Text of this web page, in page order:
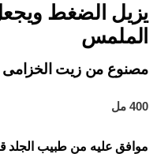
يزيل الضغط
الملمس
مصنوع من زيت الخزامى
400 مل
موافق عليه من طبيب الجلد